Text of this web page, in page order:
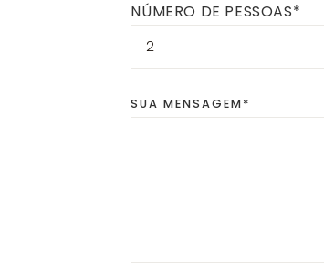
NÚMERO DE PESSOAS*
SUA MENSAGEM*